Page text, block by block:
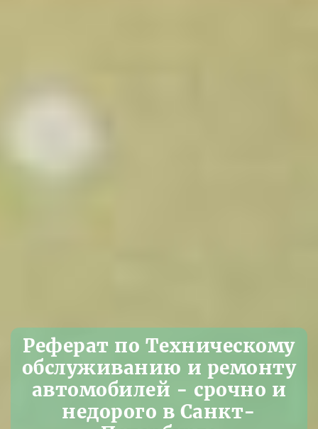
Реферат по Техническому
обслуживанию и ремонту
автомобилей - срочно и
недорого в Санкт-